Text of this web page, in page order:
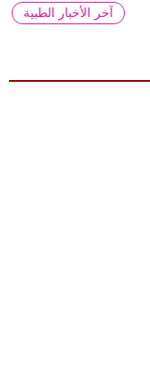
آخر الأخبار الطبية